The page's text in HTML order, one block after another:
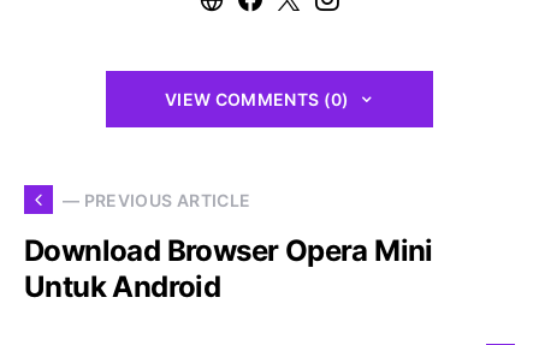
VIEW COMMENTS (0)
— PREVIOUS ARTICLE
Download Browser Opera Mini
Untuk Android